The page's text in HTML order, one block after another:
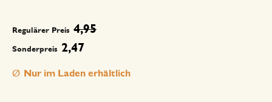
Sonderpreis 2,47
Regulärer Preis 4,95
Nur im Laden erhältlich